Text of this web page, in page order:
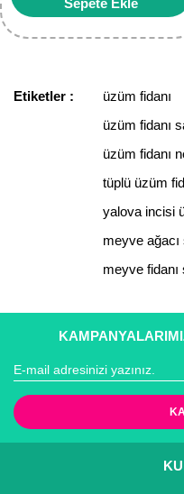
Sepete Ekle
Etiketler : üzüm fidanı
üzüm fidanı
üzüm fidanı
tüplü üzüm
yalova incisi
meyve ağacı
meyve fidanı